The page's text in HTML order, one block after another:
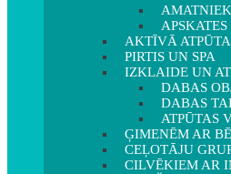
AKTĪVĀ
PIRTIS UN SPA
IZKLAIDE UN
DABAS
DABAS
ATPŪTAS
ĢIMENĒM AR
CEĻOTĀJU
CILVĒKIEM AR